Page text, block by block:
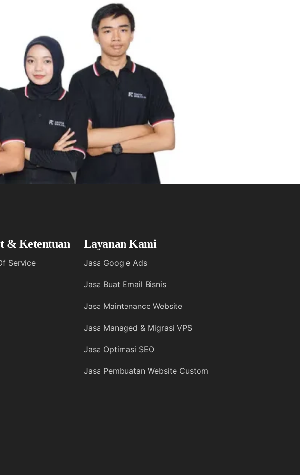
& Ketentuan
Service
Layanan Kami
Jasa Google Ads
Jasa Buat Email Bisnis
Jasa Maintenance Website
Jasa Managed & Migrasi VPS
Jasa Optimasi SEO
Jasa Pembuatan Website Custom